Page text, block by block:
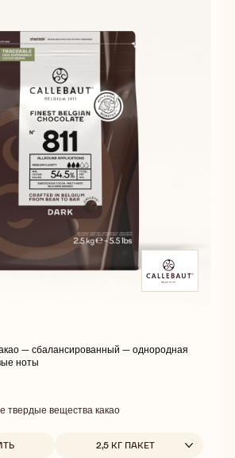
— сбалансированный — однородная
ноты
твердые вещества какао
Доступные размеры
2,5 КГ ПАКЕТ